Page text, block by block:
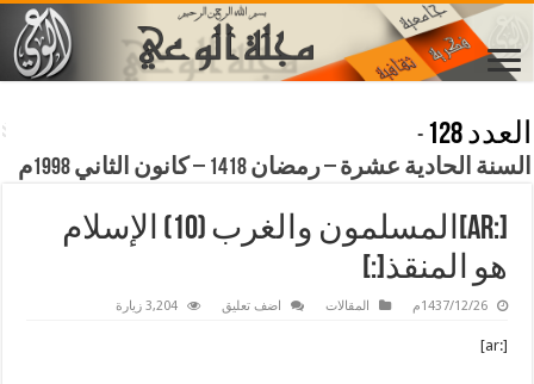
العدد 128
-
السنة الحادية عشرة – رمضان 1418 – كانون الثاني 1998م
[:ar]المسلمون والغرب (10) الإسلام
هو المنقذ[:]
1437/12/26م المقالات اضف تعليق 3,204 زيارة
[:ar]